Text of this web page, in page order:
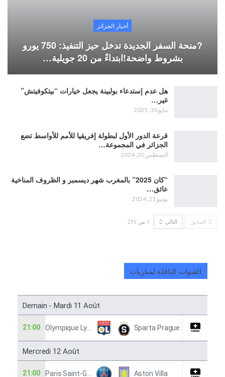
أخبار الجزائر
?منحة السفر الجديدة تدخل حيز التنفيذ: 750 يورو
بشروط واضحة!ابتداءً من 20 جويلية…
هل عدم إستدعاء بولبينة يجعل خيارات “بيتكوفيتش”
غير…
مايو 30, 2025
قرعة الدور الأول لبطولة إفريقيا للأمم للأواسط تضع
الجزائر في المجموعة…
أغسطس 20, 2024
“كان 2025” بالمغرب شهر ديسمبر و الظروف المناخية
عائق…
يونيو 21, 2024
السابق التالي 1 من 231
القنوات الناقلة لمباريات